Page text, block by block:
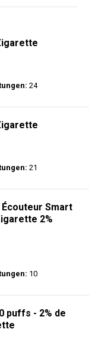
24
21
Smart
2%
10
puffs - 2% de